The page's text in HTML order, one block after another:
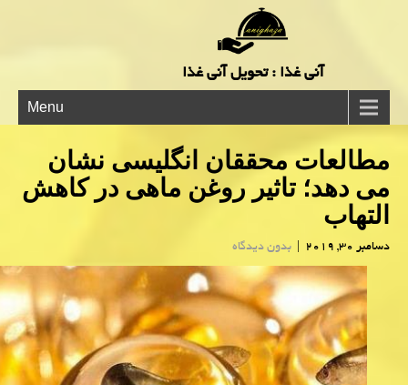
آنی غذا : تحویل آنی غذا
Menu
مطالعات محققان انگلیسی نشان
می دهد؛ تاثیر روغن ماهی در كاهش
التهاب
دسامبر 30, 2019 | بدون دیدگاه